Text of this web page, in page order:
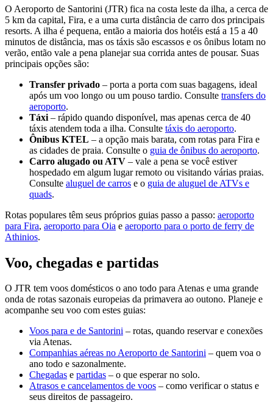
O Aeroporto de Santorini (JTR) fica na costa leste da ilha, a cerca de
5 km da capital, Fira, e a uma curta distância de carro dos principais
resorts. A ilha é pequena, então a maioria dos hotéis está a 15 a 40
minutos de distância, mas os táxis são escassos e os ônibus lotam no
verão, então vale a pena planejar sua corrida antes de pousar. Suas
principais opções são:
Transfer privado – porta a porta com suas bagagens, ideal
após um voo longo ou um pouso tardio. Consulte transfers do
aeroporto.
Táxi – rápido quando disponível, mas apenas cerca de 40
táxis atendem toda a ilha. Consulte táxis do aeroporto.
Ônibus KTEL – a opção mais barata, com rotas para Fira e
as cidades de praia. Consulte o guia de ônibus do aeroporto.
Carro alugado ou ATV – vale a pena se você estiver
hospedado em algum lugar remoto ou visitando várias praias.
Consulte aluguel de carros e o guia de aluguel de ATVs e
quads.
Rotas populares têm seus próprios guias passo a passo: aeroporto
para Fira, aeroporto para Oia e aeroporto para o porto de ferry de
Athinios.
Voo, chegadas e partidas
O JTR tem voos domésticos o ano todo para Atenas e uma grande
onda de rotas sazonais europeias da primavera ao outono. Planeje e
acompanhe seu voo com estes guias:
Voos para e de Santorini – rotas, quando reservar e conexões
via Atenas.
Companhias aéreas no Aeroporto de Santorini – quem voa o
ano todo e sazonalmente.
Chegadas e partidas – o que esperar no solo.
Atrasos e cancelamentos de voos – como verificar o status e
seus direitos de passageiro.